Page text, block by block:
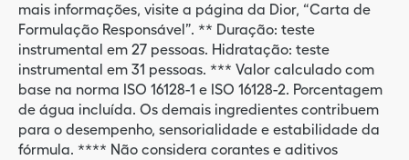
mais informações, visite a página da Dior, “Carta de
Formulação Responsável”. ** Duração: teste
instrumental em 27 pessoas. Hidratação: teste
instrumental em 31 pessoas. *** Valor calculado com
base na norma ISO 16128-1 e ISO 16128-2. Porcentagem
de água incluída. Os demais ingredientes contribuem
para o desempenho, sensorialidade e estabilidade da
fórmula. **** Não considera corantes e aditivos